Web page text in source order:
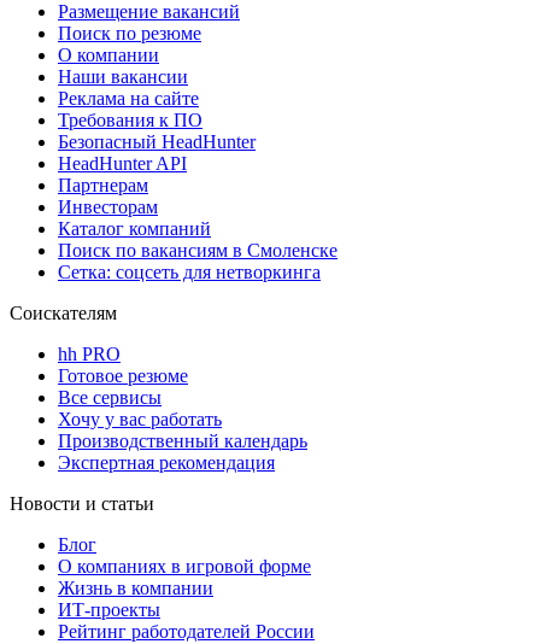
Размещение вакансий
Поиск по резюме
О компании
Наши вакансии
Реклама на сайте
Требования к ПО
Безопасный HeadHunter
HeadHunter API
Партнерам
Инвесторам
Каталог компаний
Поиск по вакансиям в Смоленске
Сетка: соцсеть для нетворкинга
Соискателям
hh PRO
Готовое резюме
Все сервисы
Хочу у вас работать
Производственный календарь
Экспертная рекомендация
Новости и статьи
Блог
О компаниях в игровой форме
Жизнь в компании
ИТ-проекты
Рейтинг работодателей России